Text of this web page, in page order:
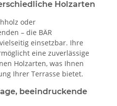
Holzarten
oder
– die BÄR
einsetzbar. Ihre
eine zuverlässige
Holzarten, was Ihnen
Ihrer Terrasse bietet.
beeindruckende